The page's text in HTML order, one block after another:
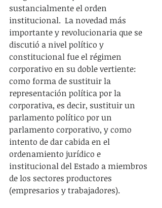
sustancialmente el orden
institucional.  La novedad más
importante y revolucionaria que se
discutió a nivel político y
constitucional fue el régimen
corporativo en su doble vertiente:
como forma de sustituir la
representación política por la
corporativa, es decir, sustituir un
parlamento político por un
parlamento corporativo, y como
intento de dar cabida en el
ordenamiento jurídico e
institucional del Estado a miembros
de los sectores productores
(empresarios y trabajadores).